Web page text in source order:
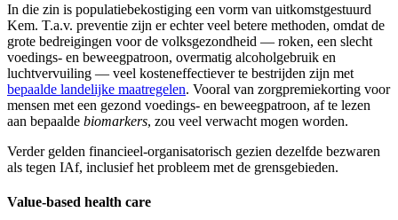
In die zin is populatiebekostiging een vorm van uitkomstgestuurd
Kem. T.a.v. preventie zijn er echter veel betere methoden, omdat de
grote bedreigingen voor de volksgezondheid — roken, een slecht
voedings- en beweegpatroon, overmatig alcoholgebruik en
luchtvervuiling — veel kosteneffectiever te bestrijden zijn met
bepaalde landelijke maatregelen. Vooral van zorgpremiekorting voor
mensen met een gezond voedings- en beweegpatroon, af te lezen
aan bepaalde biomarkers, zou veel verwacht mogen worden.
Verder gelden financieel-organisatorisch gezien dezelfde bezwaren
als tegen IAf, inclusief het probleem met de grensgebieden.
Value-based health care